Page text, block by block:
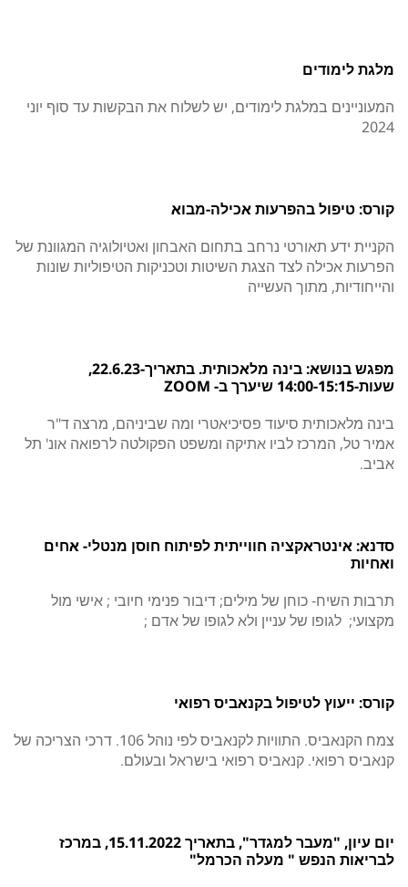
מלגת לימודים
המעוניינים במלגת לימודים, יש לשלוח את הבקשות עד סוף יוני
2024
קורס: טיפול בהפרעות אכילה-מבוא
הקניית ידע תאורטי נרחב בתחום האבחון ואטיולוגיה המגוונת של
הפרעות אכילה לצד הצגת השיטות וטכניקות הטיפוליות שונות
והייחודיות, מתוך העשייה
מפגש בנושא: בינה מלאכותית. בתאריך-22.6.23,
שעות-14:00-15:15 שיערך ב- ZOOM
בינה מלאכותית סיעוד פסיכיאטרי ומה שביניהם, מרצה ד"ר
אמיר טל, המרכז לביו אתיקה ומשפט הפקולטה לרפואה אונ' תל
אביב.
סדנא: אינטראקציה חווייתית לפיתוח חוסן מנטלי- אחים
ואחיות
תרבות השיח- כוחן של מילים; דיבור פנימי חיובי ; אישי מול
מקצועי; לגופו של עניין ולא לגופו של אדם ;
קורס: ייעוץ לטיפול בקנאביס רפואי
צמח הקנאביס. התוויות לקנאביס לפי נוהל 106. דרכי הצריכה של
קנאביס רפואי. קנאביס רפואי בישראל ובעולם.
יום עיון, "מעבר למגדר", בתאריך 15.11.2022, במרכז
לבריאות הנפש " מעלה הכרמל"